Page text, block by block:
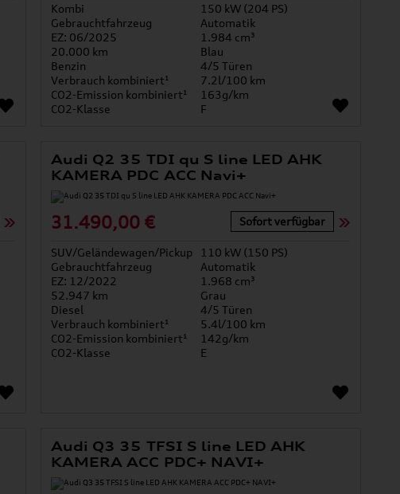
Kombi
150 kW (204 PS)
Gebrauchtfahrzeug
Automatik
EZ: 06/2025
1.984 cm³
20.000 km
Blau
Benzin
4/5 Türen
Verbrauch kombiniert¹
7.2l/100 km
CO2-Emission kombiniert¹
163g/km
CO2-Klasse
F
Audi Q2 35 TDI qu S line LED AHK
KAMERA PDC ACC Navi+
31.490,00 € Sofort verfügbar
SUV/Geländewagen/Pickup
110 kW (150 PS)
Gebrauchtfahrzeug
Automatik
EZ: 12/2022
1.968 cm³
52.947 km
Grau
Diesel
4/5 Türen
Verbrauch kombiniert¹
5.4l/100 km
CO2-Emission kombiniert¹
142g/km
CO2-Klasse
E
Audi Q3 35 TFSI S line LED AHK
KAMERA ACC PDC+ NAVI+